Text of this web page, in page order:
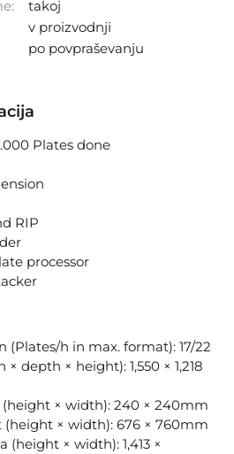
takoj
v proizvodnji
po povpraševanju
Plates done
RIP
processor
h in max. format): 17/22
depth × height): 1,550 × 1,218
× width): 240 × 240mm
× width): 676 × 760mm
(height × width): 1,413 ×